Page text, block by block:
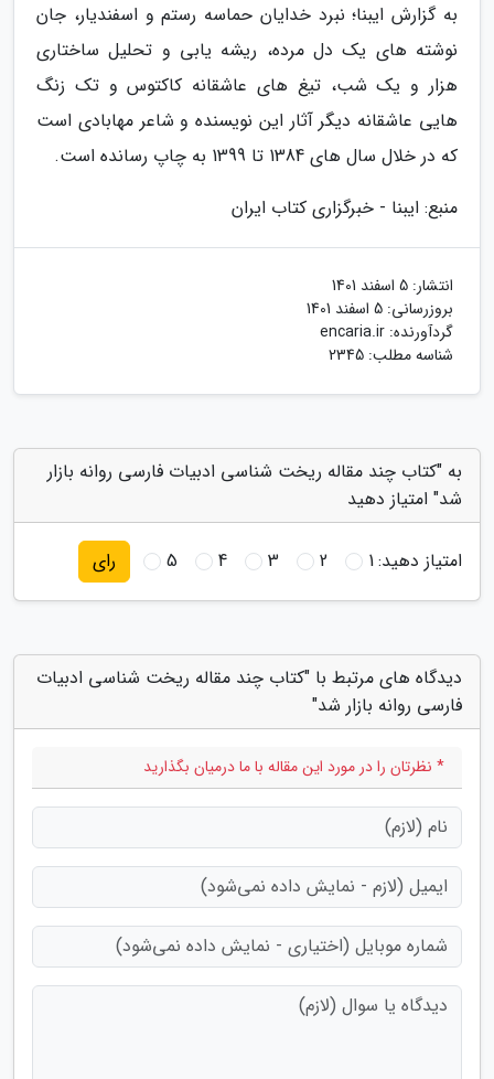
به گزارش ایبنا؛ نبرد خدایان حماسه رستم و اسفندیار، جان
نوشته های یک دل مرده، ریشه یابی و تحلیل ساختاری
هزار و یک شب، تیغ های عاشقانه کاکتوس و تک زنگ
هایی عاشقانه دیگر آثار این نویسنده و شاعر مهابادی است
که در خلال سال های 1384 تا 1399 به چاپ رسانده است.
منبع: ایبنا - خبرگزاری کتاب ایران
انتشار: 5 اسفند 1401
بروزرسانی: 5 اسفند 1401
گردآورنده: encaria.ir
شناسه مطلب: 2345
به "کتاب چند مقاله ریخت شناسی ادبیات فارسی روانه بازار
شد" امتیاز دهید
امتیاز دهید:1
2
3
4
5 رای
دیدگاه های مرتبط با "کتاب چند مقاله ریخت شناسی ادبیات
فارسی روانه بازار شد"
* نظرتان را در مورد این مقاله با ما درمیان بگذارید